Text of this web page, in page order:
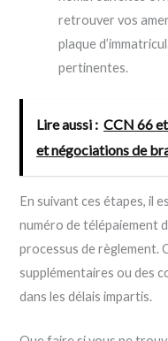
retrouver vos
plaque
pertinentes.
Lire aussi : CCN 66
et négociations de
En suivant ces étapes, il
numéro de télépaiement
processus de règlement.
supplémentaires ou des
dans les délais impartis.